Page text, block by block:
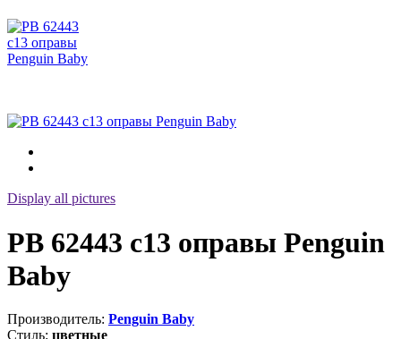
Display all pictures
PB 62443 c13 оправы Penguin
Baby
Производитель: Penguin Baby
Стиль: цветные